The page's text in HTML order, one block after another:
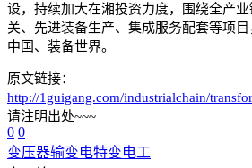
设，持续加大在湘投资力度，围绕全产
关、先进装备生产、集成服务配套等项
中国、装备世界。
原文链接：
http://1guigang.com/industrialchain/
请注明出处~~~
0 0
变压器输变电特变电工